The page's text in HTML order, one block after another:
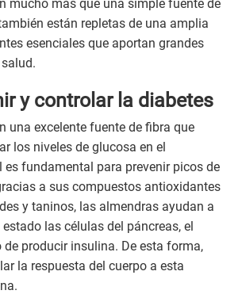
mucho más que una simple fuente de
están repletas de una amplia
esenciales que aportan grandes
y controlar la diabetes
una excelente fuente de fibra que
los niveles de glucosa en el
es fundamental para prevenir picos de
a sus compuestos antioxidantes
y taninos, las almendras ayudan a
las células del páncreas, el
producir insulina. De esta forma,
la respuesta del cuerpo a esta